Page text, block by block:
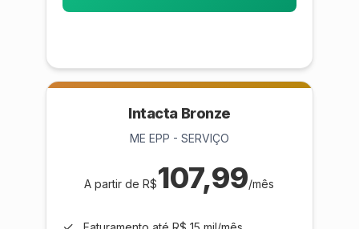
Intacta Bronze
ME EPP - SERVIÇO
A partir de R$107,99/mês